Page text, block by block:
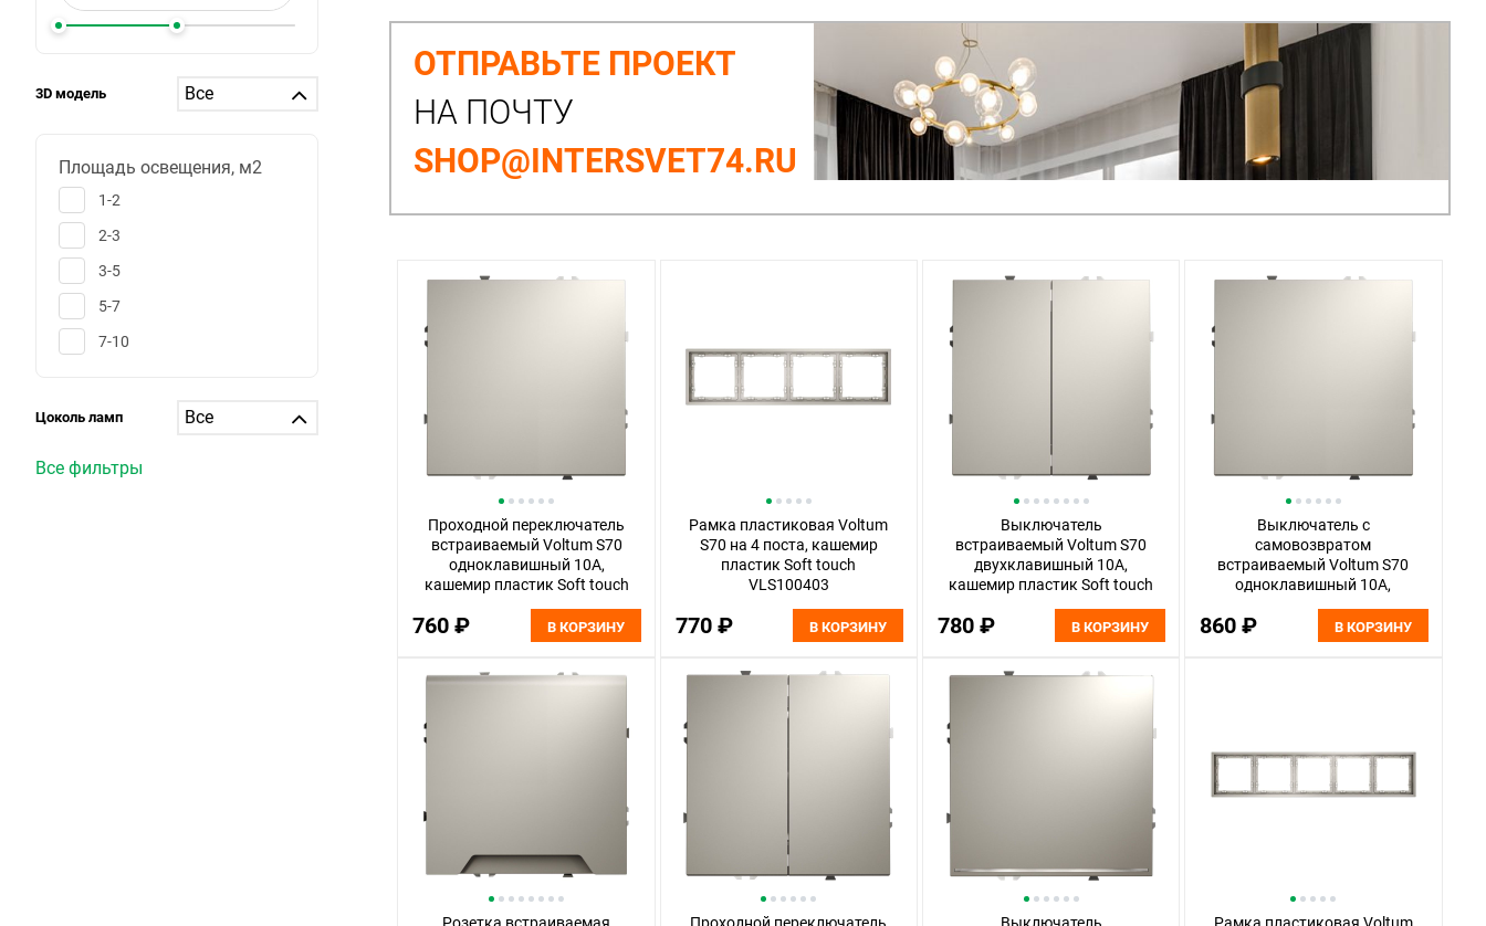
3D модель
Площадь освещения, м2
1-2
2-3
3-5
5-7
7-10
12-15
20-25
Цоколь ламп
Все фильтры
ОТПРАВЬТЕ ПРОЕКТ
НА ПОЧТУ
SHOP@INTERSVET74.RU
Проходной переключатель
встраиваемый Voltum S70
одноклавишный 10А,
кашемир пластик Soft touch
760 ₽ В КОРЗИНУ
Рамка пластиковая Voltum
S70 на 4 поста, кашемир
пластик Soft touch
VLS100403
770 ₽ В КОРЗИНУ
Выключатель
встраиваемый Voltum S70
двухклавишный 10А,
кашемир пластик Soft touch
780 ₽ В КОРЗИНУ
Выключатель с
самовозвратом
встраиваемый Voltum S70
одноклавишный 10А,
VLS010603
860 ₽ В КОРЗИНУ